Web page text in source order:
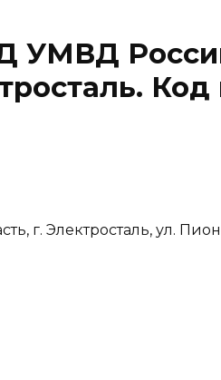
УМВД
г. Электросталь, ул.